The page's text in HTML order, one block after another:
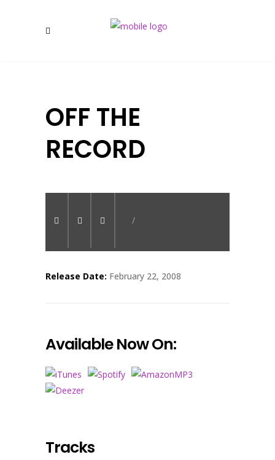
OFF THE
RECORD
/
Release Date: February 22, 2008
Available Now On:
Tracks